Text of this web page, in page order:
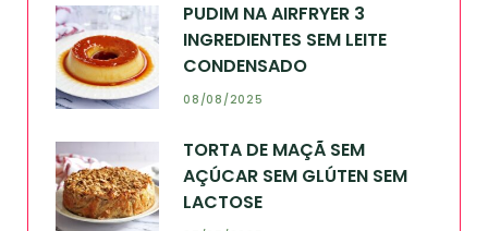
PUDIM NA AIRFRYER 3
INGREDIENTES SEM LEITE
CONDENSADO
08/08/2025
TORTA DE MAÇÃ SEM
AÇÚCAR SEM GLÚTEN SEM
LACTOSE